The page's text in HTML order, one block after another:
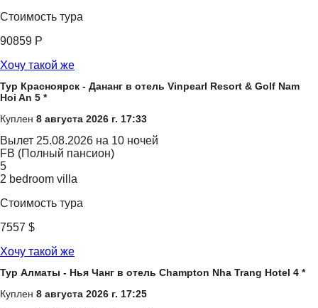
Стоимость тура
90859 Р
Хочу такой же
Тур Красноярск - Дананг в отель Vinpearl Resort & Golf Nam
Hoi An 5 *
Куплен 8 августа 2026 г. 17:33
Вылет 25.08.2026 на 10 ночей
FB (Полный пансион)
5
2 bedroom villa
Стоимость тура
7557 $
Хочу такой же
Тур Алматы - Нья Чанг в отель Champton Nha Trang Hotel 4 *
Куплен 8 августа 2026 г. 17:25